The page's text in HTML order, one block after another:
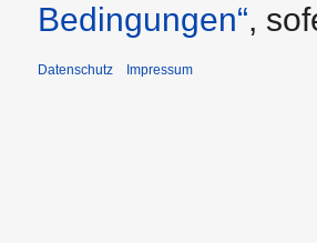
Bedingungen“,
Datenschutz Impressum